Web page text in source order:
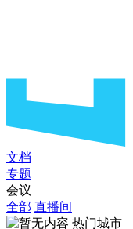
文档
专题
会议
全部 直播间
热门城市